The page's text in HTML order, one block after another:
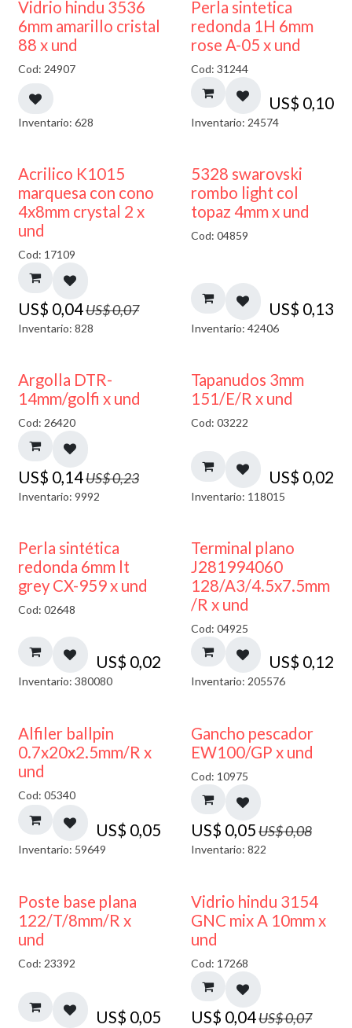
Vidrio hindu 3536
6mm amarillo cristal
88 x und
Cod: 24907
Inventario: 628
Perla sintetica
redonda 1H 6mm
rose A-05 x und
Cod: 31244
US$ 0,10
Inventario: 24574
50% DESCUENTO
Acrilico K1015
marquesa con cono
4x8mm crystal 2 x
und
Cod: 17109
US$ 0,04US$0,07
Inventario: 828
5328 swarovski
rombo light col
topaz 4mm x und
Cod: 04859
US$ 0,13
Inventario: 42406
40% DESCUENTO
Argolla DTR-
14mm/golfi x und
Cod: 26420
US$ 0,14US$0,23
Inventario: 9992
Tapanudos 3mm
151/E/R x und
Cod: 03222
US$ 0,02
Inventario: 118015
Perla sintética
redonda 6mm lt
grey CX-959 x und
Cod: 02648
US$ 0,02
Inventario: 380080
Terminal plano
J281994060
128/A3/4.5x7.5mm
/R x und
Cod: 04925
US$ 0,12
Inventario: 205576
Alfiler ballpin
0.7x20x2.5mm/R x
und
Cod: 05340
US$ 0,05
Inventario: 59649
40% DESCUENTO
Gancho pescador
EW100/GP x und
Cod: 10975
US$ 0,05US$0,08
Inventario: 822
Poste base plana
122/T/8mm/R x
und
Cod: 23392
US$ 0,05
40% DESCUENTO
Vidrio hindu 3154
GNC mix A 10mm x
und
Cod: 17268
US$ 0,04US$0,07